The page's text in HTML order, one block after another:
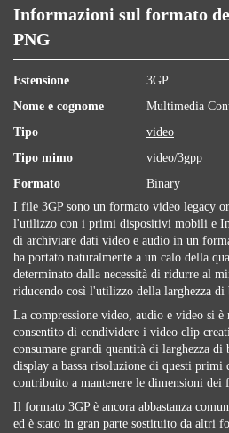
Informazioni sul formato
PNG
Estensione
3GP
Nome e cognome
Multimedia
Tipo
video
Tipo mimo
video/3gpp
Formato
Binary
I file 3GP sono un formato video legacy
l'utilizzo con i primi dispositivi mobili e
di archiviare dati video e audio in un
ha portato naturalmente a un calo della
determinato dalla necessità di ridurre al
riducendo così l'utilizzo della larghezza
La compressione video, audio e video si
consentito di condividere i video clip
consumare grandi quantità di larghezza di
display a bassa risoluzione di questi
contribuito a mantenere le dimensioni
Il formato 3GP è ancora abbastanza
ed è stato in gran parte sostituito da altri